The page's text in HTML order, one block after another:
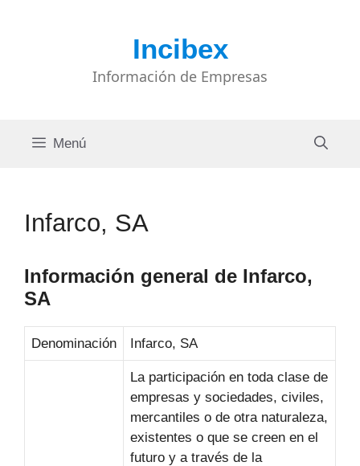
Incibex
Información de Empresas
Menú
Infarco, SA
Información general de Infarco,
SA
Denominación Infarco, SA
La participación en toda clase de
empresas y sociedades, civiles,
mercantiles o de otra naturaleza,
existentes o que se creen en el
futuro y a través de la